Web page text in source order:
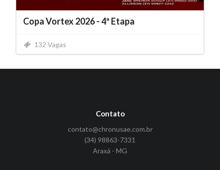
Copa Vortex 2026 - 4ª Etapa
132 Vagas
Contato
contato@chronusae.com.br
(34) 98863-7331
Araxá - MG